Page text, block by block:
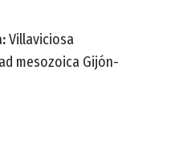
Villaviciosa
mesozoica Gijón-